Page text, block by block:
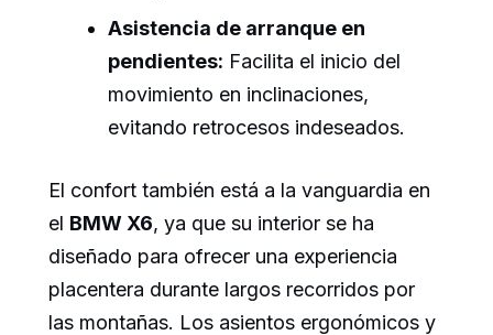
Asistencia de arranque en
pendientes: Facilita el inicio del
movimiento en inclinaciones,
evitando retrocesos indeseados.
El confort también está a la vanguardia en
el BMW X6, ya que su interior se ha
diseñado para ofrecer una experiencia
placentera durante largos recorridos por
las montañas. Los asientos ergonómicos y